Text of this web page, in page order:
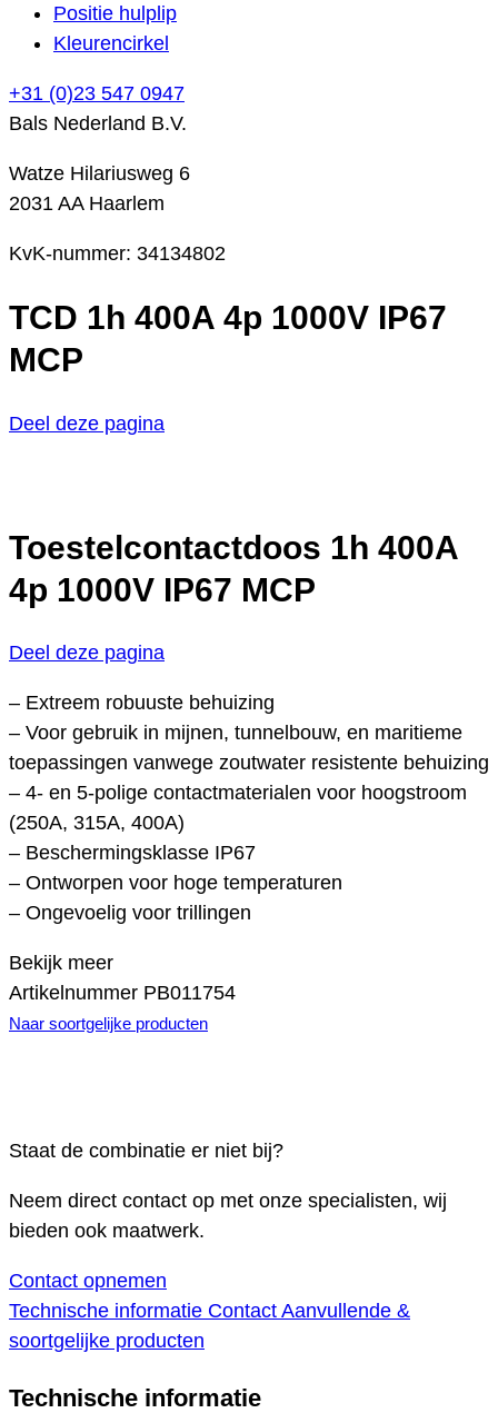
Positie hulplip
Kleurencirkel
+31 (0)23 547 0947
Bals Nederland B.V.
Watze Hilariusweg 6
2031 AA Haarlem
KvK-nummer: 34134802
TCD 1h 400A 4p 1000V IP67
MCP
Deel deze pagina
Toestelcontactdoos 1h 400A
4p 1000V IP67 MCP
Deel deze pagina
– Extreem robuuste behuizing
– Voor gebruik in mijnen, tunnelbouw, en maritieme
toepassingen vanwege zoutwater resistente behuizing
– 4- en 5-polige contactmaterialen voor hoogstroom
(250A, 315A, 400A)
– Beschermingsklasse IP67
– Ontworpen voor hoge temperaturen
– Ongevoelig voor trillingen
Bekijk meer
Artikelnummer PB011754
Naar soortgelijke producten
Staat de combinatie er niet bij?
Neem direct contact op met onze specialisten, wij
bieden ook maatwerk.
Contact opnemen
Technische informatie Contact Aanvullende &
soortgelijke producten
Technische informatie